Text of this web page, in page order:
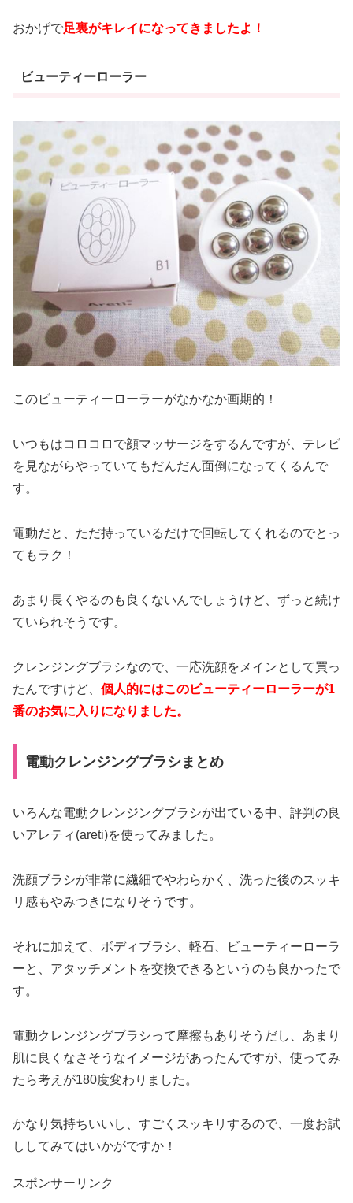
おかげで足裏がキレイになってきましたよ！
ビューティーローラー
このビューティーローラーがなかなか画期的！
いつもはコロコロで顔マッサージをするんですが、テレビ
を見ながらやっていてもだんだん面倒になってくるんで
す。
電動だと、ただ持っているだけで回転してくれるのでとっ
てもラク！
あまり長くやるのも良くないんでしょうけど、ずっと続け
ていられそうです。
クレンジングブラシなので、一応洗顔をメインとして買っ
たんですけど、 個人的にはこのビューティーローラーが1
番のお気に入りになりました。
電動クレンジングブラシまとめ
いろんな電動クレンジングブラシが出ている中、評判の良
いアレティ(areti)を使ってみました。
洗顔ブラシが非常に繊細でやわらかく、洗った後のスッキ
リ感もやみつきになりそうです。
それに加えて、ボディブラシ、軽石、ビューティーローラ
ーと、アタッチメントを交換できるというのも良かったで
す。
電動クレンジングブラシって摩擦もありそうだし、あまり
肌に良くなさそうなイメージがあったんですが、使ってみ
たら考えが180度変わりました。
かなり気持ちいいし、すごくスッキリするので、一度お試
ししてみてはいかがですか！
スポンサーリンク